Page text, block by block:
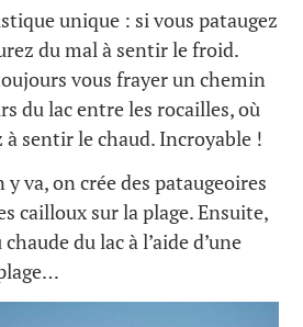
unique : si vous pataugez
du mal à sentir le froid.
vous frayer un chemin
du lac entre les rocailles, où
à sentir le chaud. Incroyable !
y va, on crée des pataugeoires
cailloux sur la plage. Ensuite,
du lac à l’aide d’une